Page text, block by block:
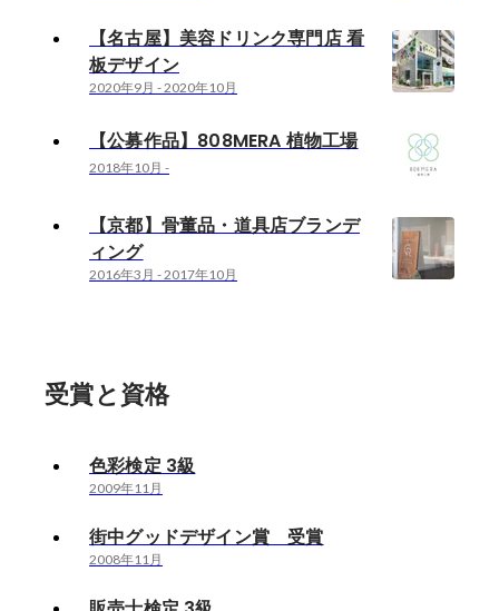
【名古屋】美容ドリンク専門店 看
板デザイン
2020年9月 -2020年10月
【公募作品】808MERA 植物工場
2018年10月 -
【京都】骨董品・道具店ブランデ
ィング
2016年3月 -2017年10月
受賞と資格
色彩検定 3級
2009年11月
街中グッドデザイン賞 受賞
2008年11月